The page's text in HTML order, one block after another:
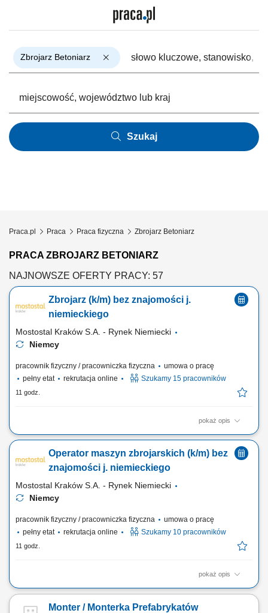
Zbrojarz Betoniarz
Szukaj
Praca.pl Praca Praca fizyczna Zbrojarz Betoniarz
PRACA ZBROJARZ BETONIARZ
NAJNOWSZE OFERTY PRACY: 57
Zbrojarz (k/m) bez znajomości j.
niemieckiego
Mostostal Kraków S.A. - Rynek Niemiecki
Niemcy
pracownik fizyczny / pracowniczka fizyczna
umowa o pracę
pełny etat
rekrutacja online Szukamy 15 pracowników
11 godz.
pokaż opis
Zakres obowiązków Wiązanie zbrojenia cęgami;
Operator maszyn zbrojarskich (k/m) bez
znajomości j. niemieckiego
Mostostal Kraków S.A. - Rynek Niemiecki
Niemcy
pracownik fizyczny / pracowniczka fizyczna
umowa o pracę
pełny etat
rekrutacja online Szukamy 10 pracowników
11 godz.
pokaż opis
Zakres obowiązków Obsługa maszyn zbrojarskich ‎( STEMA, Schnell,
Monter / Monterka Prefabrykatów